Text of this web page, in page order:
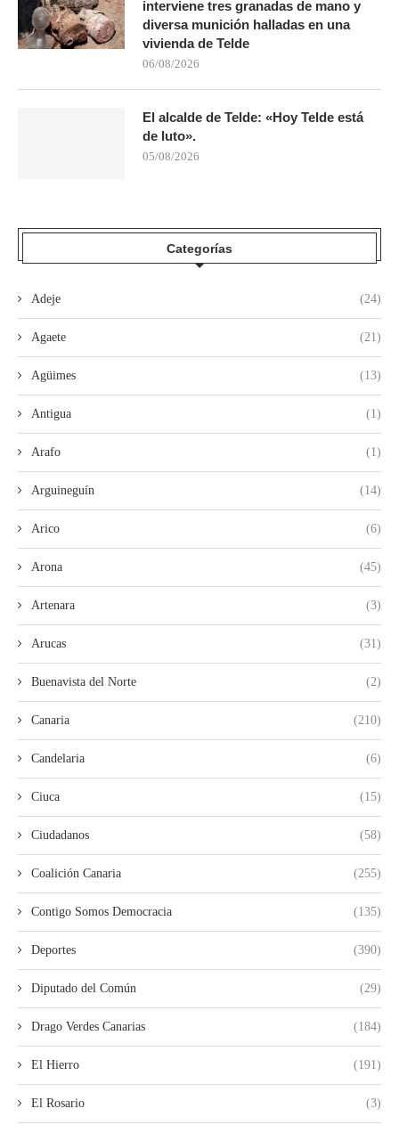
interviene tres granadas de mano y
diversa munición halladas en una
vivienda de Telde
06/08/2026
El alcalde de Telde: «Hoy Telde está
de luto».
05/08/2026
Categorías
Adeje (24)
Agaete (21)
Agüimes (13)
Antigua (1)
Arafo (1)
Arguineguín (14)
Arico (6)
Arona (45)
Artenara (3)
Arucas (31)
Buenavista del Norte (2)
Canaria (210)
Candelaria (6)
Ciuca (15)
Ciudadanos (58)
Coalición Canaria (255)
Contigo Somos Democracia (135)
Deportes (390)
Diputado del Común (29)
Drago Verdes Canarias (184)
El Hierro (191)
El Rosario (3)